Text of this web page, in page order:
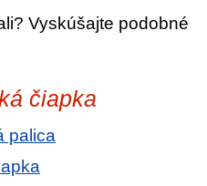
Vyskúšajte podobné
čiapka
palica